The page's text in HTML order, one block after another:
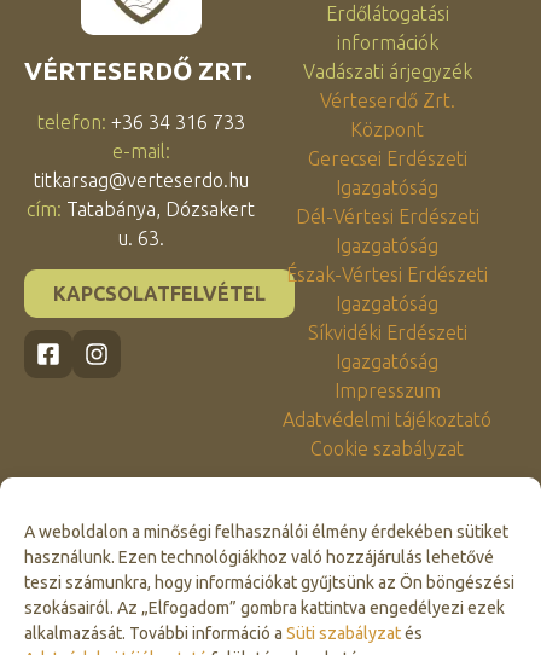
A weboldalon a minőségi felhasználói élmény érdekében sütiket
használunk. Ezen technológiákhoz való hozzájárulás lehetővé
teszi számunkra, hogy információkat gyűjtsünk az Ön böngészési
szokásairól. Az „Elfogadom” gombra kattintva engedélyezi ezek
alkalmazását. További információ a Süti szabályzatés
Click to accept marketing cookies and
VÉRTESERDŐ ZRT.
telefon: +36 34 316 733
e-mail:
titkarsag@verteserdo.hu
cím: Tatabánya, Dózsakert
u. 63.
KAPCSOLATFELVÉTEL
Erdőlátogatási
információk
Vadászati árjegyzék
Vérteserdő Zrt.
Központ
Gerecsei Erdészeti
Igazgatóság
Dél-Vértesi Erdészeti
Igazgatóság
Észak-Vértesi Erdészeti
Igazgatóság
Síkvidéki Erdészeti
Igazgatóság
Impresszum
Adatvédelmi tájékoztató
Cookie szabályzat